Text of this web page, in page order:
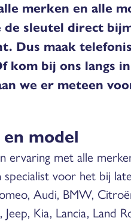
merken en alle
de sleutel direct
Dus maak
kom bij ons langs
we er meteen
model
ervaring met alle
voor het bij
Audi, BMW,
Kia, Lancia, Land